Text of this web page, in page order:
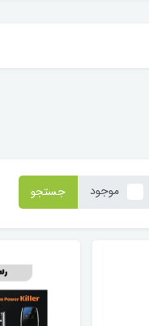
موجود جستجو